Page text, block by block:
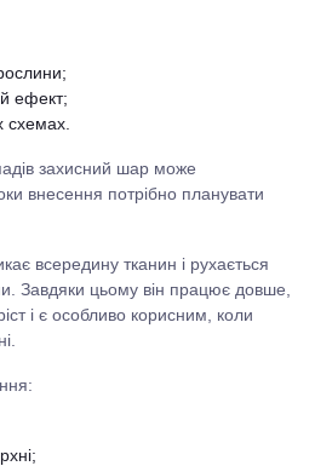
ефект;
схемах.
захисний шар може
внесення потрібно планувати
всередину тканин і рухається
Завдяки цьому він працює довше,
і є особливо корисним, коли